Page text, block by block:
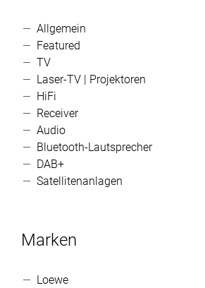
Allgemein
Featured
TV
Laser-TV | Projektoren
HiFi
Receiver
Audio
Bluetooth-Lautsprecher
DAB+
Satellitenanlagen
Marken
Loewe